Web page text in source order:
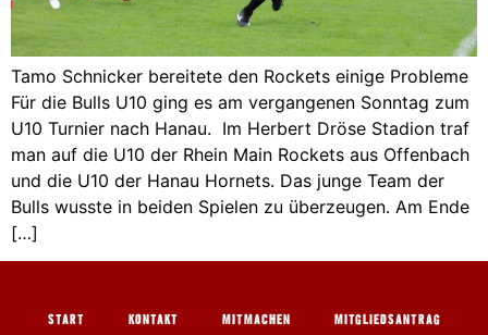
Tamo Schnicker bereitete den Rockets einige Probleme
Für die Bulls U10 ging es am vergangenen Sonntag zum
U10 Turnier nach Hanau. Im Herbert Dröse Stadion traf
man auf die U10 der Rhein Main Rockets aus Offenbach
und die U10 der Hanau Hornets. Das junge Team der
Bulls wusste in beiden Spielen zu überzeugen. Am Ende
[…]
START KONTAKT MITMACHEN MITGLIEDSANTRAG